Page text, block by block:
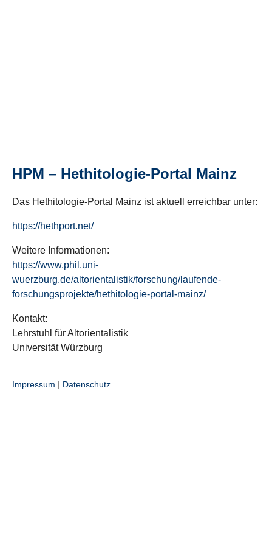
HPM – Hethitologie-Portal Mainz
Das Hethitologie-Portal Mainz ist aktuell erreichbar unter:
https://hethport.net/
Weitere Informationen:
https://www.phil.uni-
wuerzburg.de/altorientalistik/forschung/laufende-
forschungsprojekte/hethitologie-portal-mainz/
Kontakt:
Lehrstuhl für Altorientalistik
Universität Würzburg
Impressum | Datenschutz